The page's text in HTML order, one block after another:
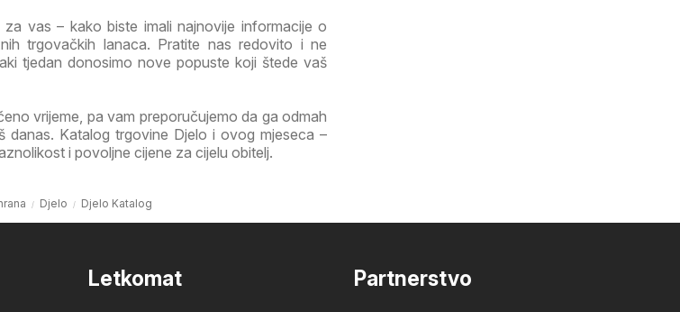
vas – kako biste imali najnovije informacije o
trgovačkih lanaca. Pratite nas redovito i ne
tjedan donosimo nove popuste koji štede vaš
vrijeme, pa vam preporučujemo da ga odmah
danas. Katalog trgovine Djelo i ovog mjeseca –
i povoljne cijene za cijelu obitelj.
Djelo Djelo Katalog
Letkomat Partnerstvo